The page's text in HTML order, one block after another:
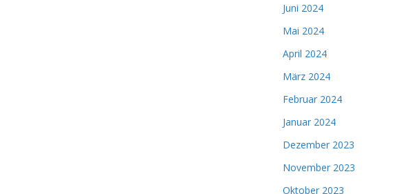
Juni 2024
Mai 2024
April 2024
März 2024
Februar 2024
Januar 2024
Dezember 2023
November 2023
Oktober 2023